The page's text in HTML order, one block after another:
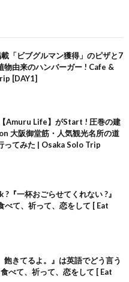
「ビブグルマン獲得」のピザと7
物由来のハンバーガー ! Cafe &
[DAY1]
Amuru Life】がStart ! 圧巻の建
大阪御堂筋・人気観光名所の道
ってみた | Osaka Solo Trip
『一杯おごらせてくれない ?』
べて、祈って、恋をして [ Eat
飽きてるよ。』は英語でどう言う
べて、祈って、恋をして [ Eat